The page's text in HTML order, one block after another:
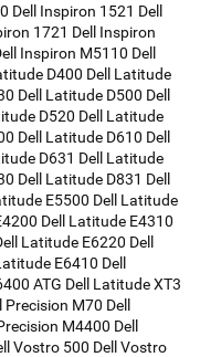
Dell Inspiron 1521 Dell
1721 Dell Inspiron
Inspiron M5110 Dell
D400 Dell Latitude
Dell Latitude D500 Dell
D520 Dell Latitude
Dell Latitude D610 Dell
D631 Dell Latitude
Dell Latitude D831 Dell
E5500 Dell Latitude
Dell Latitude E4310
Latitude E6220 Dell
E6410 Dell
ATG Dell Latitude XT3
M70 Dell
M4400 Dell
Vostro 500 Dell Vostro